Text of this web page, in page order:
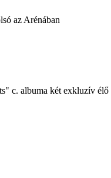
az Arénában
c. albuma két exkluzív élő